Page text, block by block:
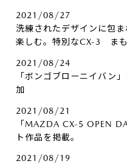
2021/08/27
洗練されたデザインに包
楽しむ。特別なCX-3 まも
2021/08/24
「ボンゴブローニイバン
加
2021/08/21
「MAZDA CX-5 OPEN
ト作品を掲載。
2021/08/19